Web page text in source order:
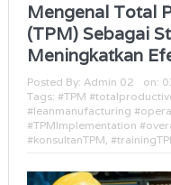
Mengenal Total
(TPM) Sebagai
Meningkatkan
Posted By: Admin 02 on:
Tags: #TPM
#leanmanufacturing
#TPMImplementation
#konsultanTPM,